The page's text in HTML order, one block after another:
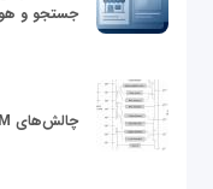
جستجو و
چالش‌های RAM در Workloadهای محاسباتی HPC